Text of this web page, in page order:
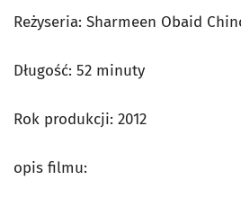
Reżyseria: Sharmeen Obaid
Długość: 52 minuty
Rok produkcji: 2012
opis filmu: